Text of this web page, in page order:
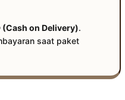
(Cash on Delivery).
saat paket